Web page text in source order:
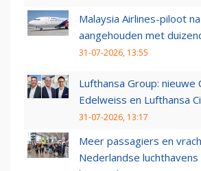
Malaysia Airlines-piloot
aangehouden met
31-07-2026, 13:55
Lufthansa Group: nieuwe
Edelweiss en Lufthansa
31-07-2026, 13:17
Meer passagiers en
Nederlandse